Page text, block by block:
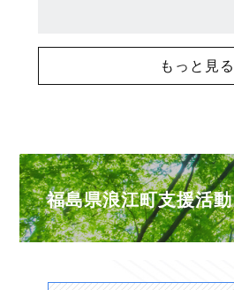
もっと見る
福島県浪江町支援活動